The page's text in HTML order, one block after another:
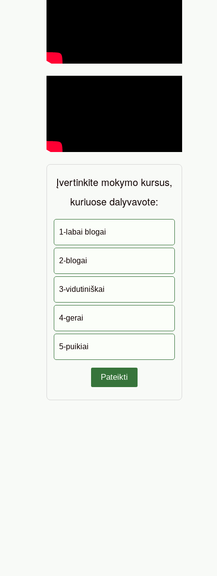
Įvertinkite mokymo kursus,
kuriuose dalyvavote:
1-labai blogai
2-blogai
3-vidutiniškai
4-gerai
5-puikiai